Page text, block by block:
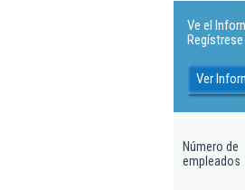
Ve el
Ver
Número de
empleados